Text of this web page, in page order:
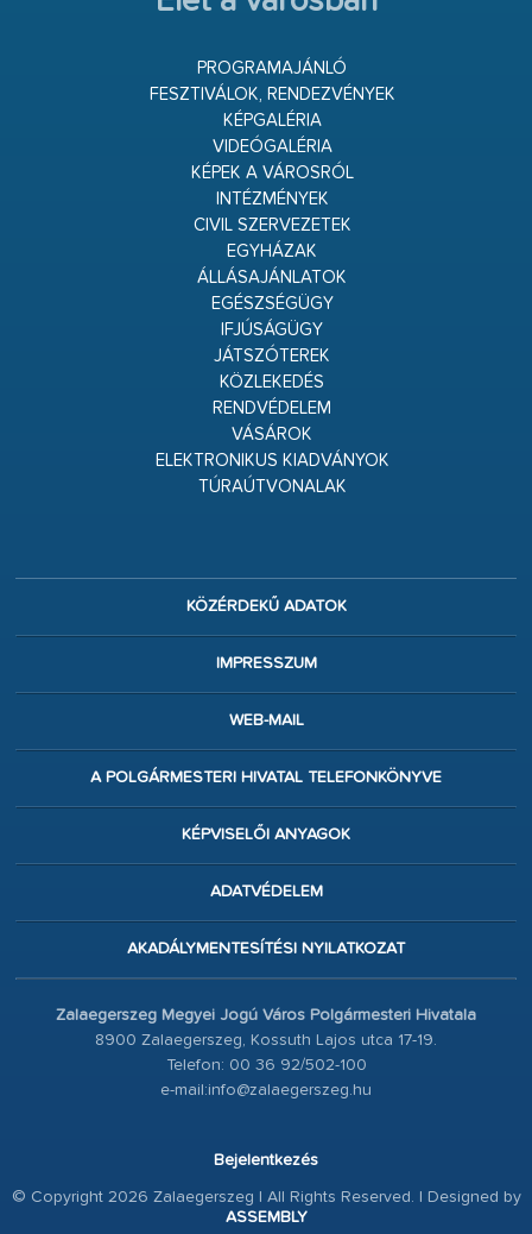
PROGRAMAJÁNLÓ
FESZTIVÁLOK, RENDEZVÉNYEK
KÉPGALÉRIA
VIDEÓGALÉRIA
KÉPEK A VÁROSRÓL
INTÉZMÉNYEK
CIVIL SZERVEZETEK
EGYHÁZAK
ÁLLÁSAJÁNLATOK
EGÉSZSÉGÜGY
IFJÚSÁGÜGY
JÁTSZÓTEREK
KÖZLEKEDÉS
RENDVÉDELEM
VÁSÁROK
ELEKTRONIKUS KIADVÁNYOK
TÚRAÚTVONALAK
KÖZÉRDEKŰ ADATOK
IMPRESSZUM
WEB-MAIL
A POLGÁRMESTERI HIVATAL TELEFONKÖNYVE
KÉPVISELŐI ANYAGOK
ADATVÉDELEM
AKADÁLYMENTESÍTÉSI NYILATKOZAT
Zalaegerszeg Megyei Jogú Város Polgármesteri Hivatala
8900 Zalaegerszeg, Kossuth Lajos utca 17-19.
Telefon: 00 36 92/502-100
e-mail:info@zalaegerszeg.hu
Bejelentkezés
© Copyright 2026 Zalaegerszeg | All Rights Reserved. | Designed by
ASSEMBLY